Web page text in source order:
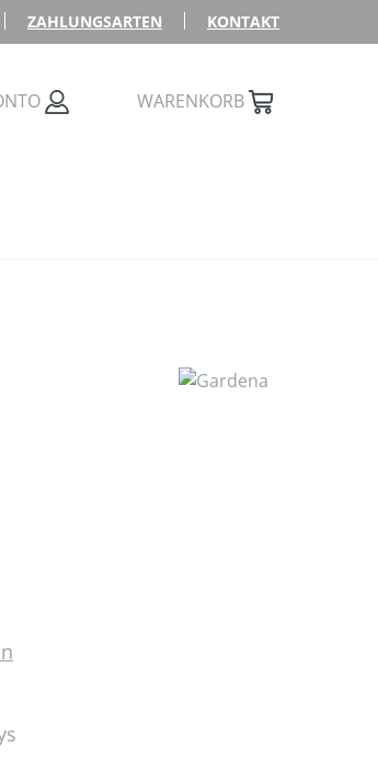
ZAHLUNGSARTEN KONTAKT
WARENKORB